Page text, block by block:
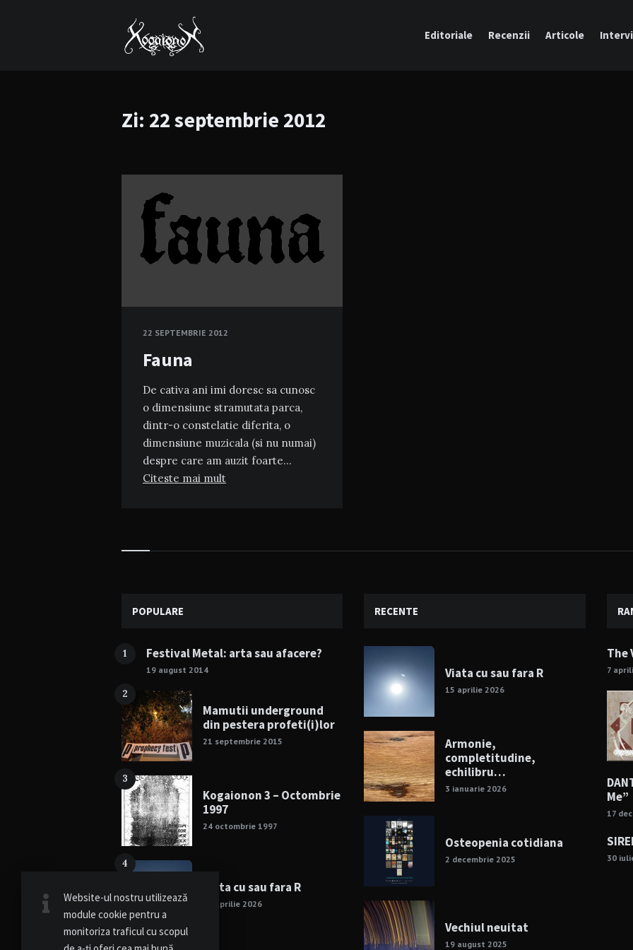
Editoriale Recenzii Articole
Zi: 22 septembrie 2012
22 SEPTEMBRIE 2012
Fauna
De cativa ani imi doresc sa cunosc
o dimensiune stramutata parca,
dintr-o constelatie diferita, o
dimensiune muzicala (si nu numai)
despre care am auzit foarte…
Citeste mai mult
Widgets
POPULARE
1 Festival Metal: arta sau afacere?
19 august 2014
2
Mamutii underground
din pestera profeti(i)lor
21 septembrie 2015
3
Kogaionon 3 – Octombrie
1997
24 octombrie 1997
4
Viata cu sau fara R
15 aprilie 2026
RECENTE
Viata cu sau fara R
15 aprilie 2026
Armonie,
completitudine,
echilibru…
3 ianuarie 2026
Osteopenia cotidiana
2 decembrie 2025
Vechiul neuitat
19 august 2025
The
7
Me”
17
30
Website-ul nostru utilizează
module cookie pentru a
monitoriza traficul cu scopul